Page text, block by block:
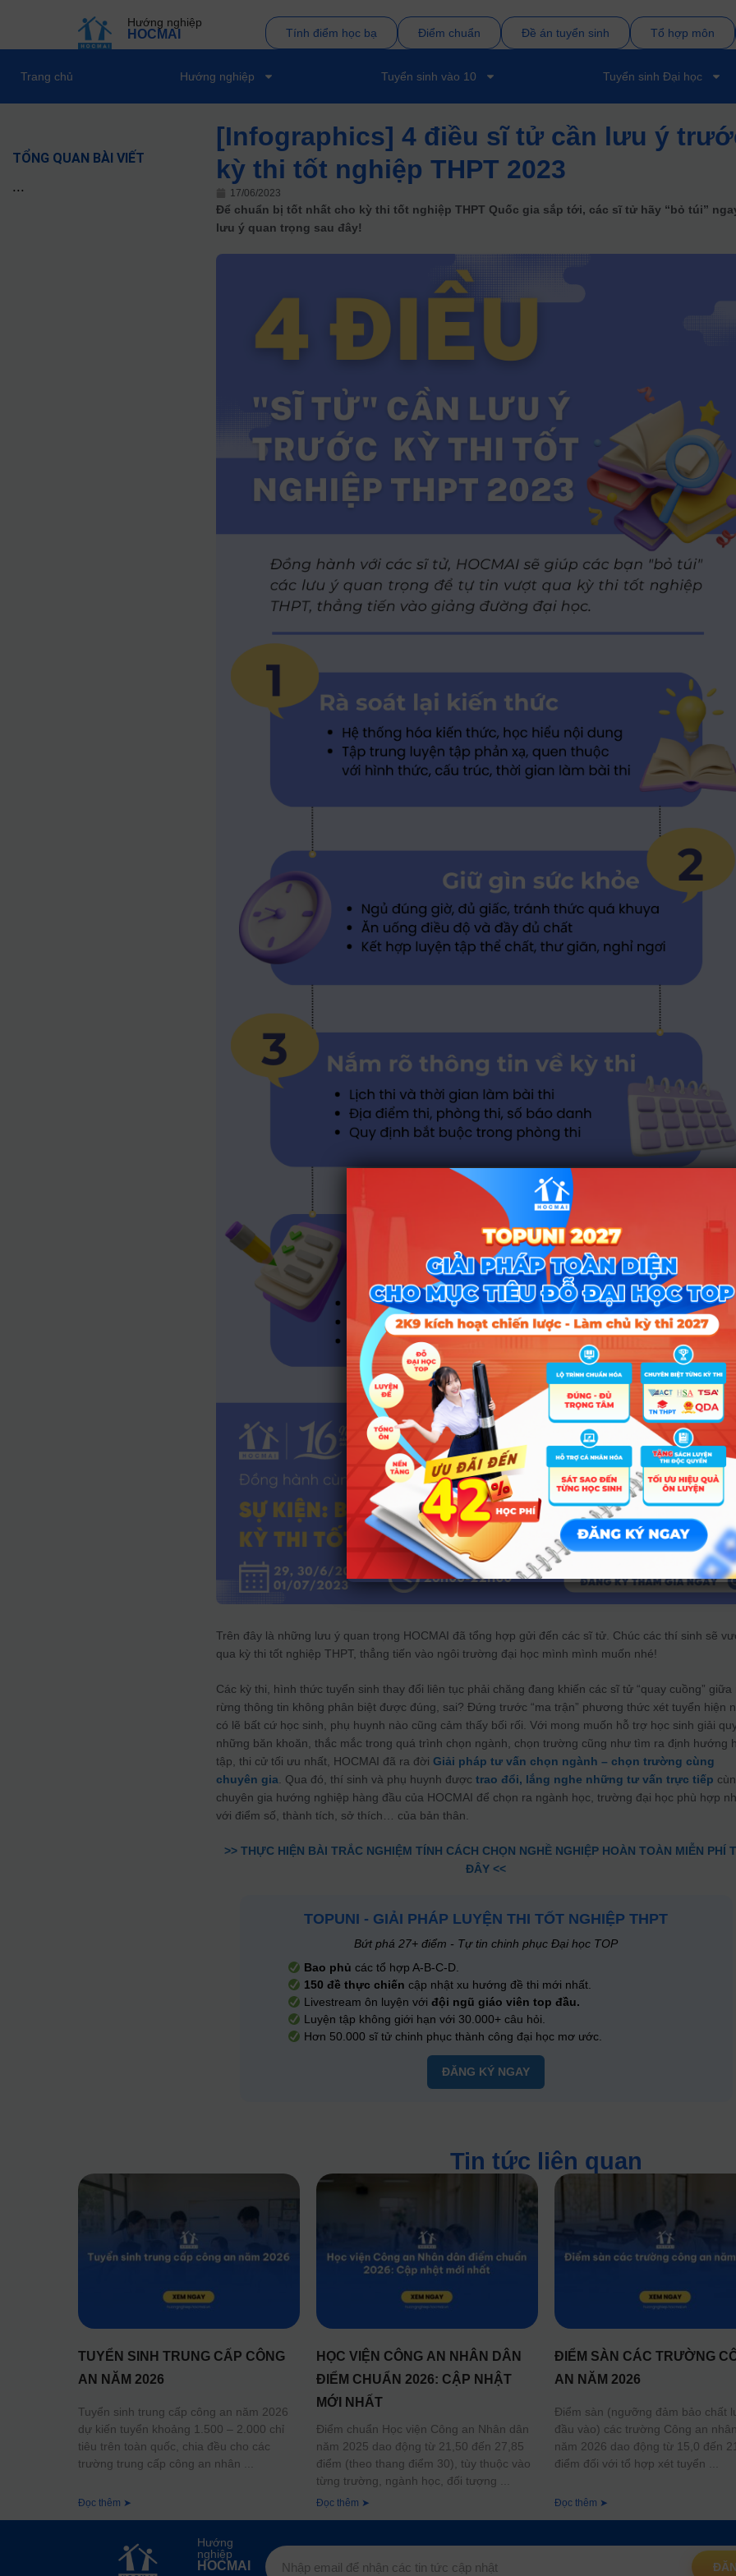
Hướng nghiệp
HOCMAI Tính điểm học bạ Điểm chuẩn Đề án tuyển sinh Tổ hợp môn
Trang chủ Hướng nghiệp Tuyển sinh vào 10 Tuyển sinh Đại học
TỔNG QUAN BÀI VIẾT
...
[Infographics] 4 điều sĩ tử cần lưu ý
kỳ thi tốt nghiệp THPT 2023
17/06/2023
Để chuẩn bị tốt nhất cho kỳ thi tốt nghiệp THPT Quốc gia sắp tới, các sĩ tử hãy “bỏ túi”
lưu ý quan trọng sau đây!
Trên đây là những lưu ý quan trọng HOCMAI đã tổng hợp gửi đến các sĩ tử. Chúc các thí sinh sẽ
qua kỳ thi tốt nghiệp THPT, thẳng tiến vào ngôi trường đại học mình mình muốn nhé!
Các kỳ thi, hình thức tuyển sinh thay đổi liên tục phải chăng đang khiến các sĩ tử “quay cuồng” giữa
rừng thông tin không phân biệt được đúng, sai? Đứng trước “ma trận” phương thức xét tuyển hiện
có lẽ bất cứ học sinh, phụ huynh nào cũng cảm thấy bối rối. Với mong muốn hỗ trợ học sinh giải
những băn khoăn, thắc mắc trong quá trình chọn ngành, chọn trường cũng như tìm ra định hướng
tập, thi cử tối ưu nhất, HOCMAI đã ra đờiGiải pháp tư vấn chọn ngành – chọn trường cùng
chuyên gia. Qua đó, thí sinh và phụ huynh đượctrao đổi, lắng nghe những tư vấn trực tiếp
chuyên gia hướng nghiệp hàng đầu của HOCMAI để chọn ra ngành học, trường đại học phù hợp
với điểm số, thành tích, sở thích… của bản thân.
>> THỰC HIỆN BÀI TRẮC NGHIỆM TÍNH CÁCH CHỌN NGHỀ NGHIỆP HOÀN TOÀN MIỄN PHÍ
ĐÂY <<
TOPUNI - GIẢI PHÁP LUYỆN THI TỐT NGHIỆP THPT
Bứt phá 27+ điểm - Tự tin chinh phục Đại học TOP
Bao phủ các tổ hợp A-B-C-D.
150 đề thực chiến cập nhật xu hướng đề thi mới nhất.
Livestream ôn luyện với đội ngũ giáo viên top đầu.
Luyện tập không giới hạn với 30.000+ câu hỏi.
Hơn 50.000 sĩ tử chinh phục thành công đại học mơ ước.
ĐĂNG KÝ NGAY
Tin tức liên quan
TUYỂN SINH TRUNG CẤP CÔNG
AN NĂM 2026
Tuyển sinh trung cấp công an năm 2026
dự kiến tuyển khoảng 1.500 – 2.000 chỉ
tiêu trên toàn quốc, chia đều cho các
trường trung cấp công an nhân
Đọc thêm ➤
HỌC VIỆN CÔNG AN NHÂN DÂN
ĐIỂM CHUẨN 2026: CẬP NHẬT
MỚI NHẤT
Điểm chuẩn Học viện Công an Nhân dân
năm 2025 dao động từ 21,50 đến 27,85
điểm (theo thang điểm 30), tùy thuộc vào
từng trường, ngành học, đối tượng
Đọc thêm ➤
ĐIỂM SÀN CÁC TRƯỜNG
AN NĂM 2026
Điểm sàn (ngưỡng đảm bảo chất
đầu vào) các trường Công an
năm 2026 dao động từ 15,0 đến
điểm đối với tổ hợp xét tuyển
Đọc thêm ➤
Hướng
nghiệp
HOCMAI